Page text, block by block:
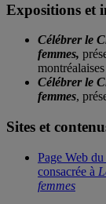
Expositions et
Célébrer le
femmes,
montréalaises
Célébrer le
femmes,
Sites et
Page Web
consacrée à
femmes